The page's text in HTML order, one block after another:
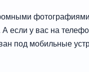
если у вас на
под мобильные